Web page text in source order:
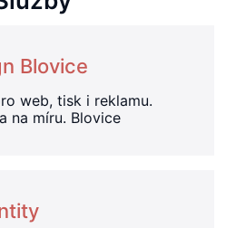
Blovice
web, tisk i reklamu.
na míru. Blovice